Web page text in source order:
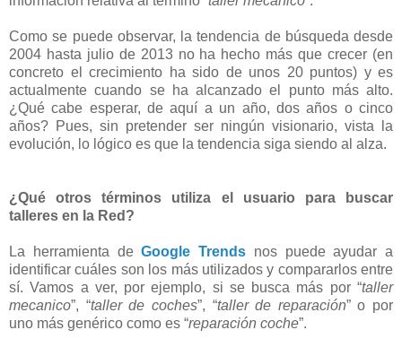
Como se puede observar, la tendencia de búsqueda desde
2004 hasta julio de 2013 no ha hecho más que crecer (en
concreto el crecimiento ha sido de unos 20 puntos) y es
actualmente cuando se ha alcanzado el punto más alto.
¿Qué cabe esperar, de aquí a un año, dos años o cinco
años? Pues, sin pretender ser ningún visionario, vista la
evolución, lo lógico es que la tendencia siga siendo al alza.
¿Qué otros términos utiliza el usuario para buscar
talleres en la Red?
La herramienta deGoogle Trends nos puede ayudar a
identificar cuáles son los más utilizados y compararlos entre
sí. Vamos a ver, por ejemplo, si se busca más por “taller
mecanico”, “taller de coches”, “taller de reparación” o por
uno más genérico como es “reparación coche”.